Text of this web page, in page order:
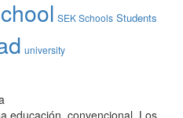
SEK Schools Students
university